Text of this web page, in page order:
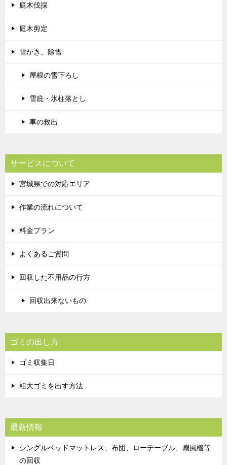
庭木伐採
庭木剪定
雪かき、除雪
屋根の雪下ろし
雪庇・氷柱落とし
車の救出
サービスについて
宮城県での対応エリア
作業の流れについて
料金プラン
よくあるご質問
回収した不用品の行方
回収出来ないもの
ゴミの出し方
ゴミ収集日
粗大ゴミを出す方法
最新情報
シングルベッドマットレス、布団、ローテーブル、扇風機等
の回収